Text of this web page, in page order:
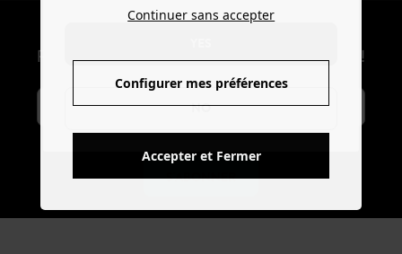
NO
NEWSLETTER
Recevoir les actus mode et offres Promod !
S'ABONNER
Continuer sans accepter
Configurer mes préférences
Accepter et Fermer